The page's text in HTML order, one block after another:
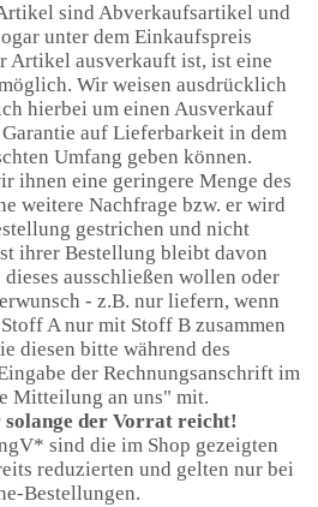
sind Abverkaufsartikel und
unter dem Einkaufspreis
Artikel ausverkauft ist, ist eine
Wir weisen ausdrücklich
hierbei um einen Ausverkauf
auf Lieferbarkeit in dem
Umfang geben können.
ihnen eine geringere Menge des
weitere Nachfrage bzw. er wird
gestrichen und nicht
ihrer Bestellung bleibt davon
ausschließen wollen oder
- z.B. nur liefern, wenn
A nur mit Stoff B zusammen
diesen bitte während des
der Rechnungsanschrift im
Mitteilung an uns" mit.
der Vorrat reicht!
sind die im Shop gezeigten
reduzierten und gelten nur bei
Bestellungen.